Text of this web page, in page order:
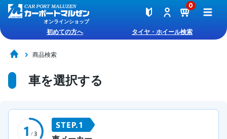
オンラインショップ
0
初めての方へ タイヤ・ホイール検索
商品検索
車を選択する